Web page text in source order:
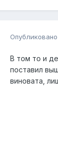
Опубликовано
В том то и
поставил
виновата,